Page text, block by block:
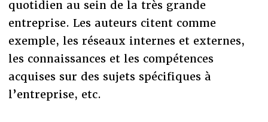
quotidien au sein de la très grande
entreprise. Les auteurs citent comme
exemple, les réseaux internes et externes,
les connaissances et les compétences
acquises sur des sujets spécifiques à
l’entreprise, etc.